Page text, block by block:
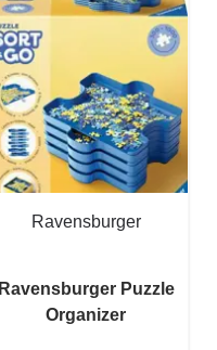
Ravensburger
Ravensburger Puzzle
Organizer